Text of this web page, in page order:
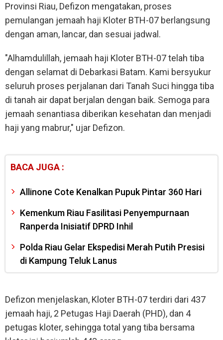
Provinsi Riau, Defizon mengatakan, proses
pemulangan jemaah haji Kloter BTH-07 berlangsung
dengan aman, lancar, dan sesuai jadwal.
"Alhamdulillah, jemaah haji Kloter BTH-07 telah tiba
dengan selamat di Debarkasi Batam. Kami bersyukur
seluruh proses perjalanan dari Tanah Suci hingga tiba
di tanah air dapat berjalan dengan baik. Semoga para
jemaah senantiasa diberikan kesehatan dan menjadi
haji yang mabrur," ujar Defizon.
BACA JUGA :
Allinone Cote Kenalkan Pupuk Pintar 360 Hari
Kemenkum Riau Fasilitasi Penyempurnaan
Ranperda Inisiatif DPRD Inhil
Polda Riau Gelar Ekspedisi Merah Putih Presisi
di Kampung Teluk Lanus
Defizon menjelaskan, Kloter BTH-07 terdiri dari 437
jemaah haji, 2 Petugas Haji Daerah (PHD), dan 4
petugas kloter, sehingga total yang tiba bersama